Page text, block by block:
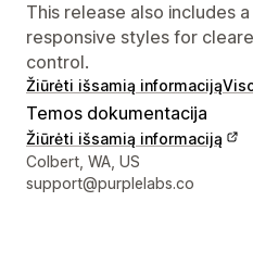
This release also includes
responsive styles for
control.
Žiūrėti išsamią informaciją
Temos dokumentacija
Žiūrėti išsamią informaciją
Kūrėjo kontaktiniai duomenys
Colbert, WA, US
support@purplelabs.co